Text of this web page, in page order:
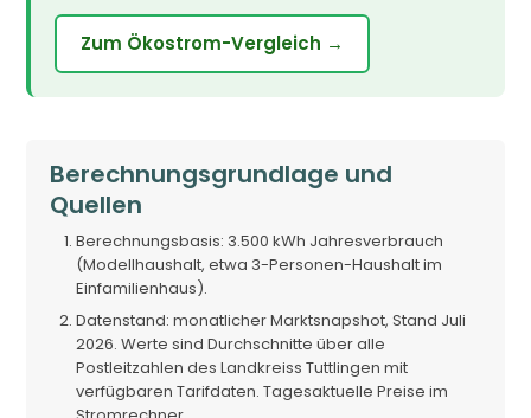
Zum Ökostrom-Vergleich →
Berechnungsgrundlage und
Quellen
Berechnungsbasis: 3.500 kWh Jahresverbrauch
(Modellhaushalt, etwa 3-Personen-Haushalt im
Einfamilienhaus).
Datenstand: monatlicher Marktsnapshot, Stand Juli
2026. Werte sind Durchschnitte über alle
Postleitzahlen des Landkreiss Tuttlingen mit
verfügbaren Tarifdaten. Tagesaktuelle Preise im